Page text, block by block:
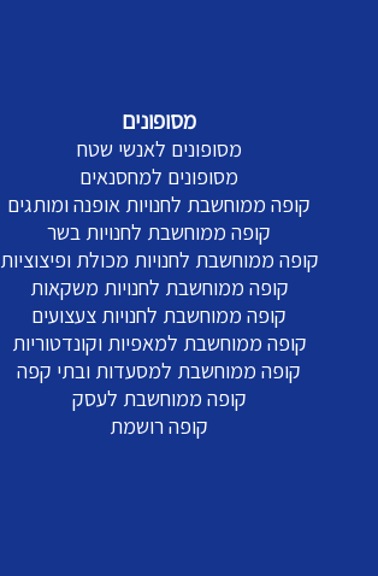
מסופונים
מסופונים לאנשי שטח
מסופונים למחסנאים
קופה ממוחשבת לחנויות אופנה ומותגים
קופה ממוחשבת לחנויות בשר
קופה ממוחשבת לחנויות מכולת ופיצוציות
קופה ממוחשבת לחנויות משקאות
קופה ממוחשבת לחנויות צעצועים
קופה ממוחשבת למאפיות וקונדטוריות
קופה ממוחשבת למסעדות ובתי קפה
קופה ממוחשבת לעסק
קופה רושמת